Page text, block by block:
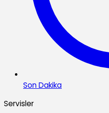
Son Dakika
Servisler